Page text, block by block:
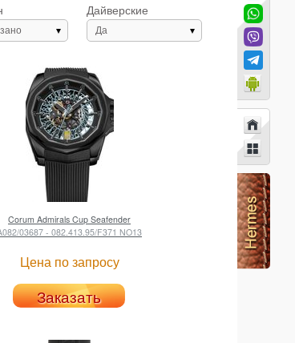
Дайверские
Да
Corum Admirals Cup Seafender
03687 - 082.413.95/F371 NO13
Цена по запросу
Заказать